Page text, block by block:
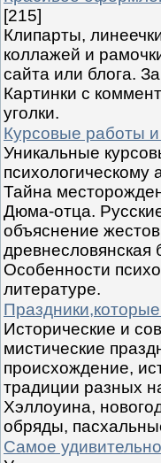
[215]
Клипарты,
коллажей и
сайта или блога.
Картинки с
уголки.
Курсовые работы
Уникальные
психологическому
Тайна
Дюма-отца.
объяснение
древнесловянская
Особенности
литературе.
Исторические и
мистические
происхождение,
традиции разных
Хэллоуина,
обряды,
Самое